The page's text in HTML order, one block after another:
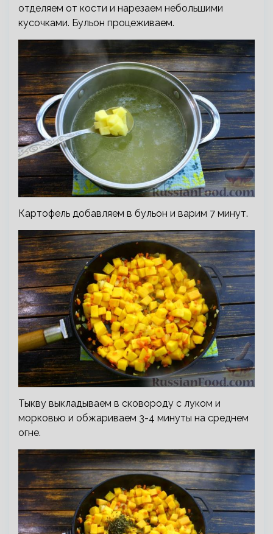
отделяем от кости и нарезаем небольшими
кусочками. Бульон процеживаем.
Картофель добавляем в бульон и варим 7 минут.
Тыкву выкладываем в сковороду с луком и
морковью и обжариваем 3-4 минуты на среднем
огне.